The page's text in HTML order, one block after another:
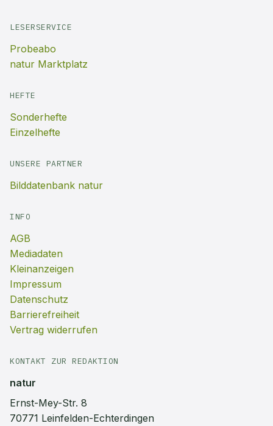
LESERSERVICE
Probeabo
natur Marktplatz
HEFTE
Sonderhefte
Einzelhefte
UNSERE PARTNER
Bilddatenbank natur
INFO
AGB
Mediadaten
Kleinanzeigen
Impressum
Datenschutz
Barrierefreiheit
Vertrag widerrufen
KONTAKT ZUR REDAKTION
natur
Ernst-Mey-Str. 8
70771 Leinfelden-Echterdingen